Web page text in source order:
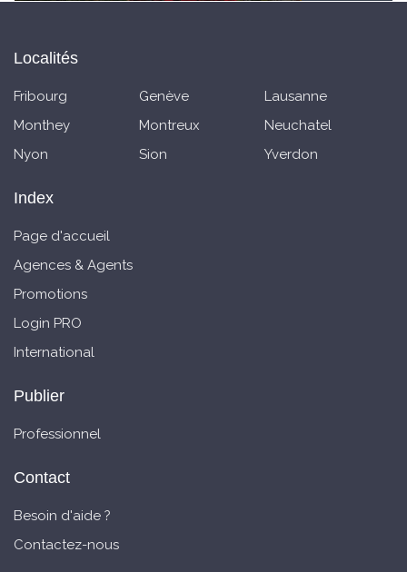
Localités
Fribourg Genève
Lausanne
Monthey
Montreux
Neuchatel
Nyon
Sion Yverdon
Index
Page d'accueil
Agences & Agents
Promotions
Login PRO
International
Publier
Professionnel
Contact
Besoin d'aide ?
Contactez-nous